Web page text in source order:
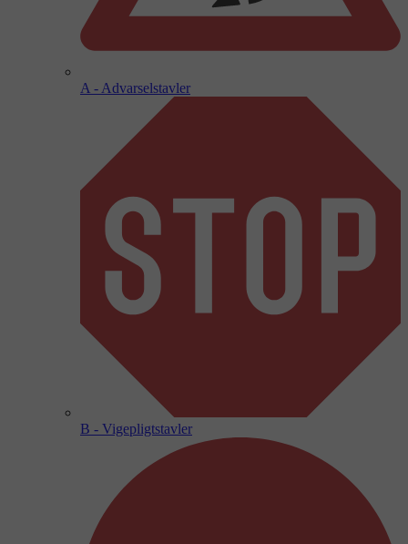
A - Advarselstavler
B - Vigepligtstavler